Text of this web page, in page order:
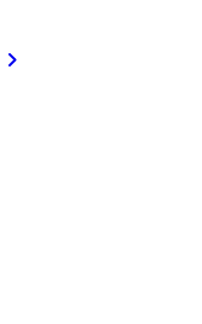
chevron_right